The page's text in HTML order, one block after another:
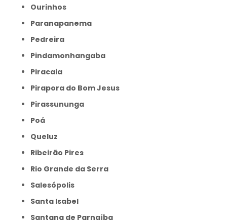
Ourinhos
Paranapanema
Pedreira
Pindamonhangaba
Piracaia
Pirapora do Bom Jesus
Pirassununga
Poá
Queluz
Ribeirão Pires
Rio Grande da Serra
Salesópolis
Santa Isabel
Santana de Parnaíba